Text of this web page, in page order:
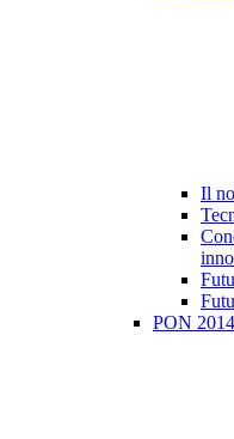
Il
PON